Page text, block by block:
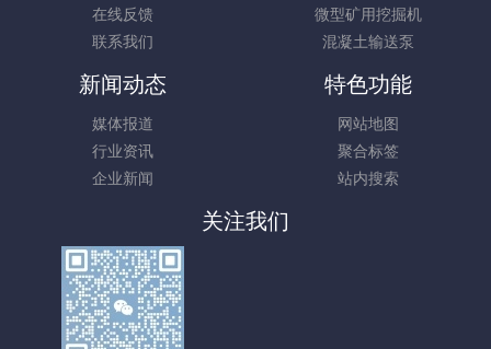
在线反馈
联系我们
微型矿用挖掘机
混凝土输送泵
新闻动态
媒体报道
行业资讯
企业新闻
特色功能
网站地图
聚合标签
站内搜索
关注我们